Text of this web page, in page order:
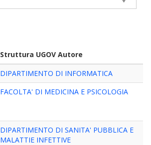
Struttura UGOV Autore
DIPARTIMENTO DI INFORMATICA
FACOLTA' DI MEDICINA E PSICOLOGIA
DIPARTIMENTO DI SANITA' PUBBLICA E
MALATTIE INFETTIVE